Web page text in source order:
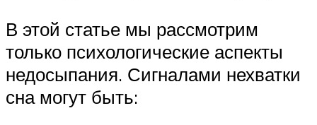
В этой статье мы рассмотрим
только психологические аспекты
недосыпания. Сигналами нехватки
сна могут быть: